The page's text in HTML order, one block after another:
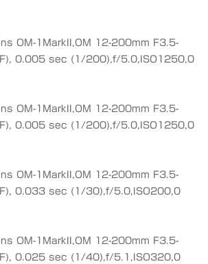
OM-1MarkII,OM 12-200mm F3.5-
0.005 sec (1/200),f/5.0,ISO1250,0
OM-1MarkII,OM 12-200mm F3.5-
0.005 sec (1/200),f/5.0,ISO1250,0
OM-1MarkII,OM 12-200mm F3.5-
0.033 sec (1/30),f/5.0,ISO200,0
OM-1MarkII,OM 12-200mm F3.5-
0.025 sec (1/40),f/5.1,ISO320,0